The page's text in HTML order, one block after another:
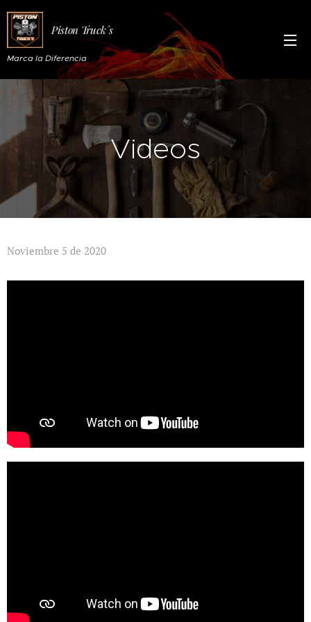
Piston Truck´s
Marca la Diferencia
Videos
Noviembre 5 de 2020